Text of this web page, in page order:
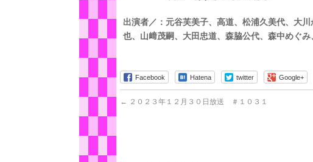
出演者／：元谷芙美子、高道、松浦久美代、大
也、山﨑茂嗣、大田忠道、森脇公代、森中めぐ
Facebook Hatena twitter Google+
← ２０２３年１２月３０日放送 ＃１０３１